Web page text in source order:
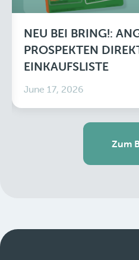
NEU BEI BRING!:
PROSPEKTEN
EINKAUFSLISTE
June 17, 2026
Zum